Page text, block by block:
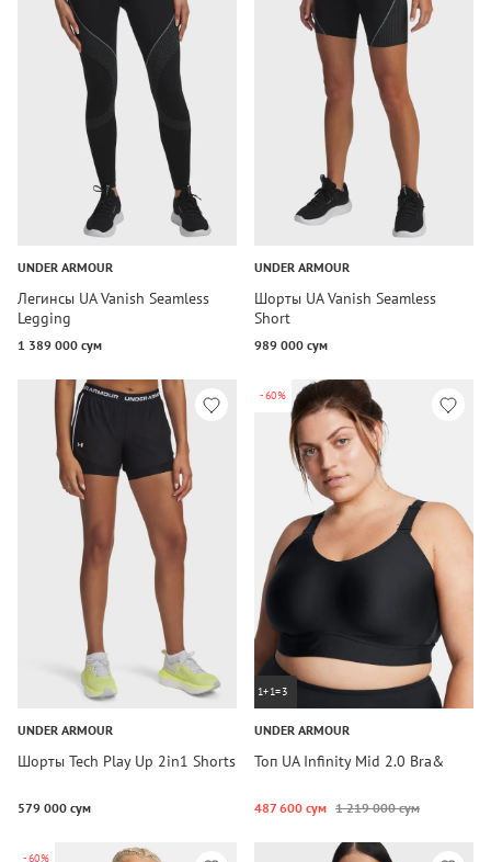
UNDER ARMOUR
Легинсы UA Vanish Seamless
Legging
1 389 000 сум
UNDER ARMOUR
Шорты UA Vanish Seamless
Short
989 000 сум
UNDER ARMOUR
Шорты Tech Play Up 2in1 Shorts
579 000 сум
-60%
1+1=3
UNDER ARMOUR
Топ UA Infinity Mid 2.0 Bra&
487 600 сум 1 219 000 сум
-60%